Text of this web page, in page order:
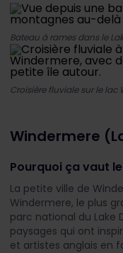
Bateau à rames dans le
Croisière fluviale sur le lac
Windermere
Pourquoi ça vaut
La petite ville de
Windermere, le plus
parc national du Lake
paysages qui ont
et artistes anglais en